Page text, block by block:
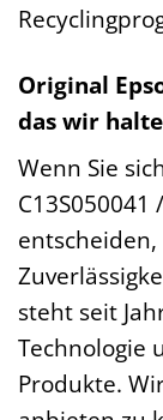
Original
das wir
Wenn Sie
C13S050041
steht seit
Technologie
Produkte.